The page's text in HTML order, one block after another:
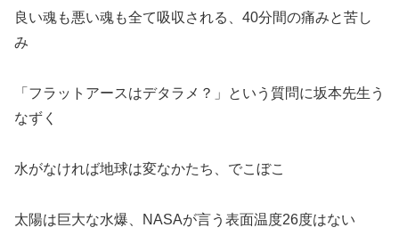
良い魂も悪い魂も全て吸収される、40分間の痛みと苦し
み
「フラットアースはデタラメ？」という質問に坂本先生う
なずく
水がなければ地球は変なかたち、でこぼこ
太陽は巨大な水爆、NASAが言う表面温度26度はない